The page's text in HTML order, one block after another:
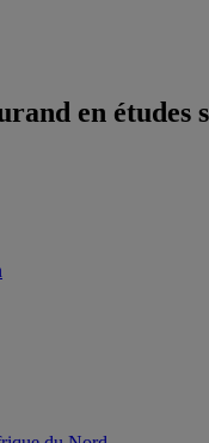
en études